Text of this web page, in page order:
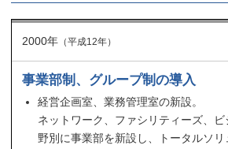
2000年（平成12年）
事業部制、グループ制の導入
経営企画室、業務管理室の新設。
ネットワーク、ファシリティーズ、
野別に事業部を新設し、トータルソ